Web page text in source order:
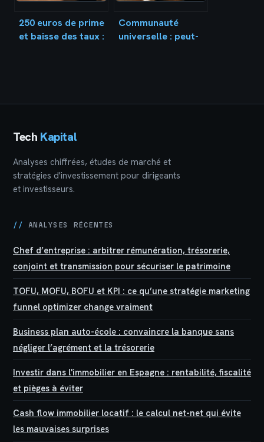
250 euros de prime
et baisse des taux :
Communauté
universelle : peut-
Tech Kapital
Analyses chiffrées, études de marché et
stratégies d'investissement pour dirigeants
et investisseurs.
// ANALYSES RÉCENTES
Chef d’entreprise : arbitrer rémunération, trésorerie,
conjoint et transmission pour sécuriser le patrimoine
TOFU, MOFU, BOFU et KPI : ce qu’une stratégie marketing
funnel optimizer change vraiment
Business plan auto-école : convaincre la banque sans
négliger l’agrément et la trésorerie
Investir dans l'immobilier en Espagne : rentabilité, fiscalité
et pièges à éviter
Cash flow immobilier locatif : le calcul net-net qui évite
les mauvaises surprises